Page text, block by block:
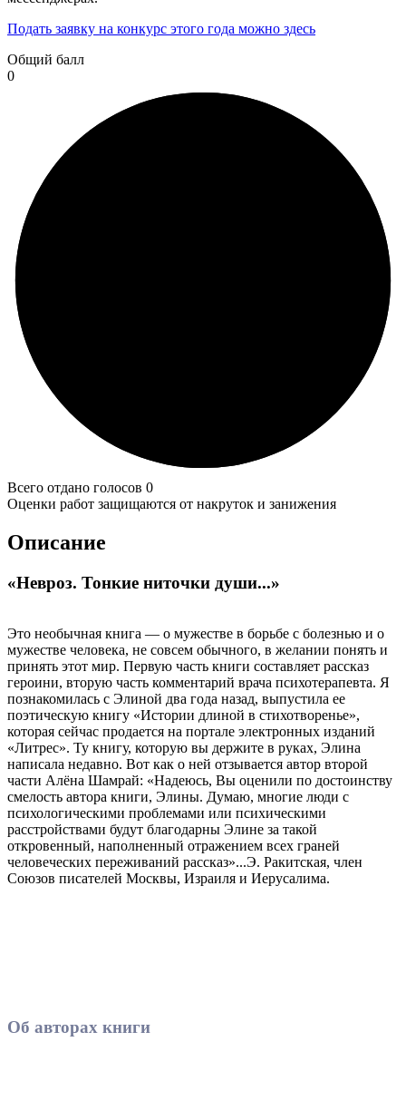
Подать заявку на конкурс этого года можно здесь
Общий балл
0
Всего отдано голосов 0
Оценки работ защищаются от накруток и занижения
Описание
«Невроз. Тонкие ниточки души...»
Это необычная книга — о мужестве в борьбе с болезнью и о
мужестве человека, не совсем обычного, в желании понять и
принять этот мир. Первую часть книги составляет рассказ
героини, вторую часть комментарий врача психотерапевта. Я
познакомилась с Элиной два года назад, выпустила ее
поэтическую книгу «Истории длиной в стихотворенье»,
которая сейчас продается на портале электронных изданий
«Литрес». Ту книгу, которую вы держите в руках, Элина
написала недавно. Вот как о ней отзывается автор второй
части Алёна Шамрай: «Надеюсь, Вы оценили по достоинству
смелость автора книги, Элины. Думаю, многие люди с
психологическими проблемами или психическими
расстройствами будут благодарны Элине за такой
откровенный, наполненный отражением всех граней
человеческих переживаний рассказ»...Э. Ракитская, член
Союзов писателей Москвы, Израиля и Иерусалима.
Об авторах книги